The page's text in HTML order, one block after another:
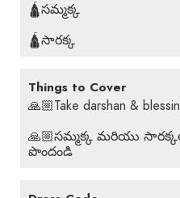
🛕సమ్మక్క
🛕సారక్క
Things to Cover
🙏🏼Take darshan &
🙏🏼సమ్మక్క మరియు
పొందండి